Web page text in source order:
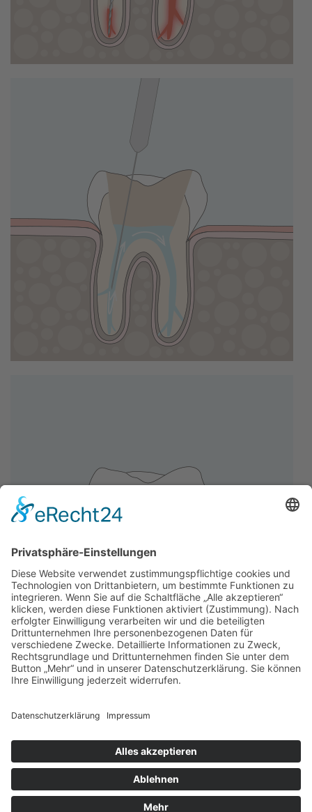
Thomas-Müntzer-Straße 40, 36404 Vacha, Tel. 036962 -
und nach Vereinbarung
2026 · Dr. med. dent. Thomas Fischer ·
Impressum·Datenschutzerklärung